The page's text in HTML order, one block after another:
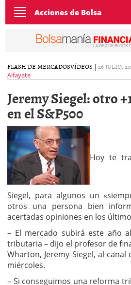
Toggle
navigation
Acciones de Bolsa
FLASH DE MERCADOSVÍDEOS | 26 JULIO,
Alfayate
Jeremy Siegel: otro
en el S&P500
Hoy te
Siegel, para algunos un
otros una persona bien
acertadas opiniones en los
– El mercado subirá este año
tributaria – dijo el profesor de
Wharton, Jeremy Siegel, al canal
miércoles.
– Si conseguimos una reforma